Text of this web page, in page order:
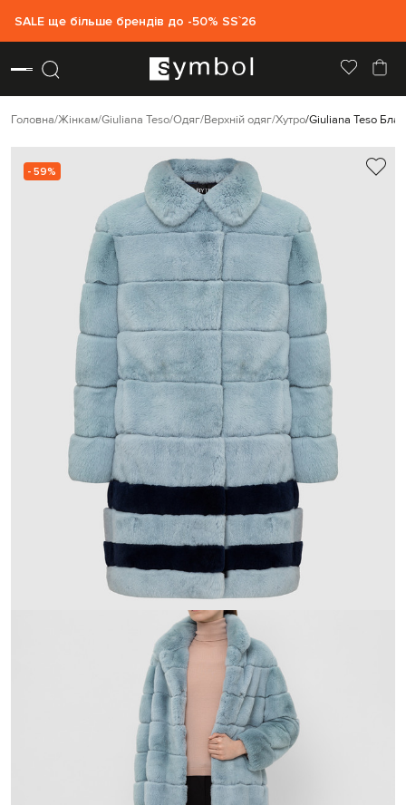
SALE ще більше брендів до -50% SS`26
Головна Жінкам Giuliana Teso Одяг Верхній одяг Хутро Giuliana Teso
- 59%